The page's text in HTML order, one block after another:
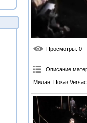
Просмотры: 0
Описание
Милан. Показ